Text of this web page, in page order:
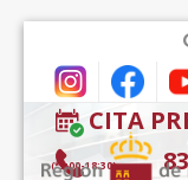
CITA
(9:00-18:30*)